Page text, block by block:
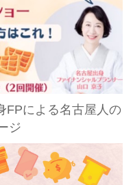
FPによる名古屋人の
ジ